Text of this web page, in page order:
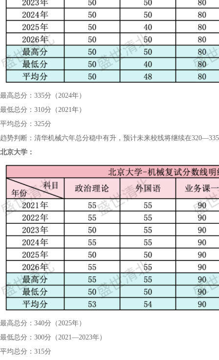
最高总分：335分（2024年）
最低总分：310分（2021年）
平均总分：325分
趋势判断：清华机械六年总分稳中有升，预计未来校线将继续在
北京大学：
最高总分：340分（2025年）
最低总分：300分（2021—2023年）
平均总分：315分